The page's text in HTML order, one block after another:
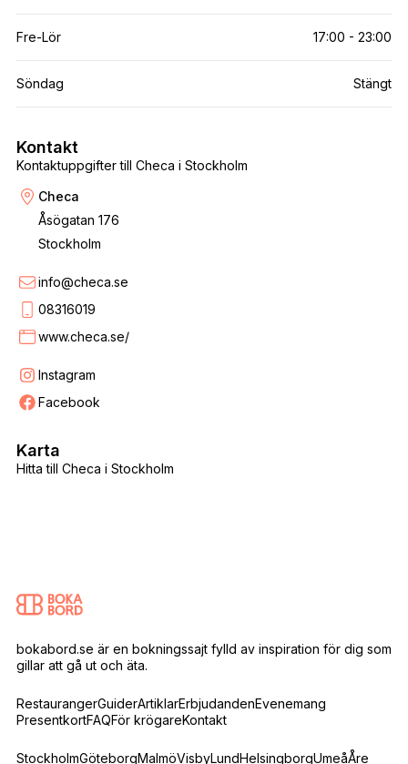
Fre-Lör 17:00 - 23:00
Söndag Stängt
Kontaktuppgifter till Checa i Stockholm
Kontakt
Checa
Åsögatan 176
Stockholm
info@checa.se
08316019
www.checa.se/
Instagram
Facebook
Hitta till Checa i Stockholm
Karta
bokabord.se är en bokningssajt fylld av inspiration för dig som
gillar att gå ut och äta.
RestaurangerGuiderArtiklarErbjudandenEvenemang
PresentkortFAQFör krögareKontakt
StockholmGöteborgMalmöVisbyLundHelsingborgUmeåÅre